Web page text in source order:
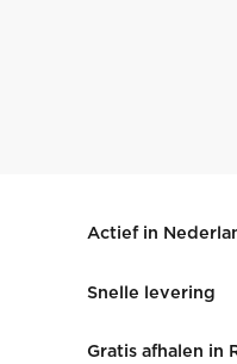
Actief in
Snelle levering
Gratis afhalen in